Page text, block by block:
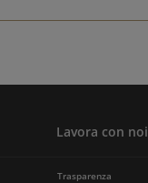
Lavora con noi
Trasparenza